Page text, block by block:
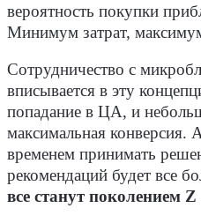
вероятность покупки
Минимум затрат,
Сотрудничество с
вписывается в эту
попадание в ЦА, и
максимальная конверсия.
временем принимать
рекомендаций будет все
все станут поколением